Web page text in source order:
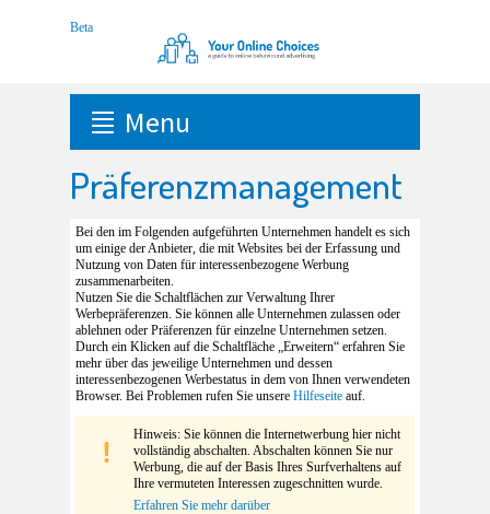
Menu
Präferenzmanagement
Bei den im Folgenden aufgeführten Unternehmen handelt es sich
um einige der Anbieter, die mit Websites bei der Erfassung und
Nutzung von Daten für interessenbezogene Werbung
zusammenarbeiten.
Nutzen Sie die Schaltflächen zur Verwaltung Ihrer
Werbepräferenzen. Sie können alle Unternehmen zulassen oder
ablehnen oder Präferenzen für einzelne Unternehmen setzen.
Durch ein Klicken auf die Schaltfläche „Erweitern“ erfahren Sie
mehr über das jeweilige Unternehmen und dessen
interessenbezogenen Werbestatus in dem von Ihnen verwendeten
Browser. Bei Problemen rufen Sie unsere Hilfeseite auf.
Hinweis: Sie können die Internetwerbung hier nicht
vollständig abschalten. Abschalten können Sie nur
Werbung, die auf der Basis Ihres Surfverhaltens auf
Ihre vermuteten Interessen zugeschnitten wurde.
Erfahren Sie mehr darüber